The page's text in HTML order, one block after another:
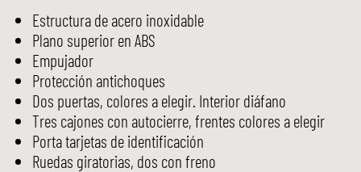
Estructura de acero inoxidable
Plano superior en ABS
Empujador
Protección antichoques
Dos puertas, colores a elegir. Interior diáfano
Tres cajones con autocierre, frentes colores a elegir
Porta tarjetas de identificación
Ruedas giratorias, dos con freno